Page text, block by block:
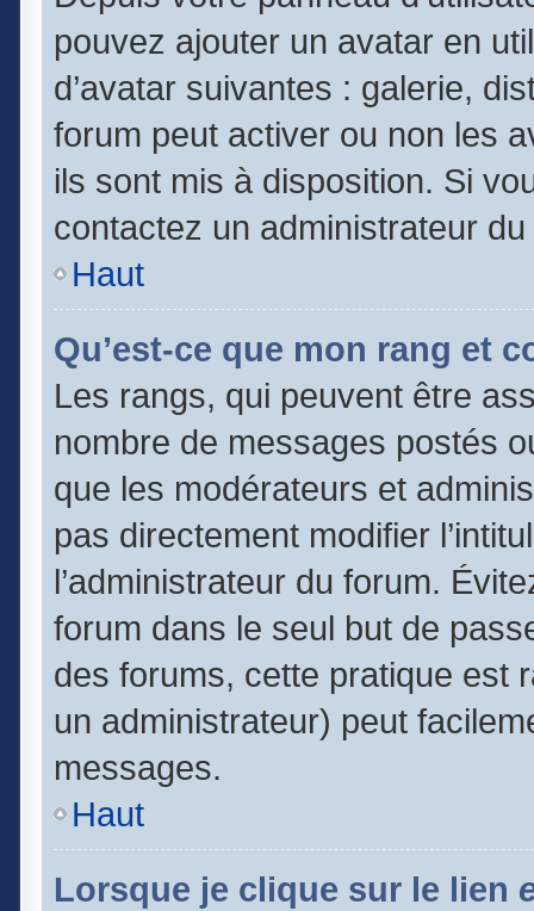
pouvez ajouter un avatar en
d’avatar suivantes : galerie,
forum peut activer ou non les
ils sont mis à disposition. Si
contactez un administrateur
Haut
Qu’est-ce que mon rang et
Les rangs, qui peuvent être
nombre de messages postés
que les modérateurs et
pas directement modifier
l’administrateur du forum.
forum dans le seul but de
des forums, cette pratique est
un administrateur) peut
messages.
Haut
Lorsque je clique sur le lien